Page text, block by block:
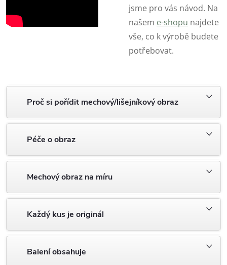
jsme pro vás návod. Na
našem e-shopu najdete
vše, co k výrobě budete
potřebovat.
Proč si pořídit mechový/lišejníkový obraz
Péče o obraz
Mechový obraz na míru
Každý kus je originál
Balení obsahuje